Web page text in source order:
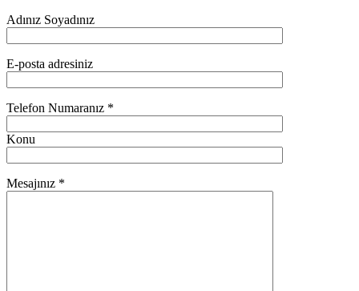
Adınız Soyadınız
E-posta adresiniz
Telefon Numaranız *
Konu
Mesajınız *